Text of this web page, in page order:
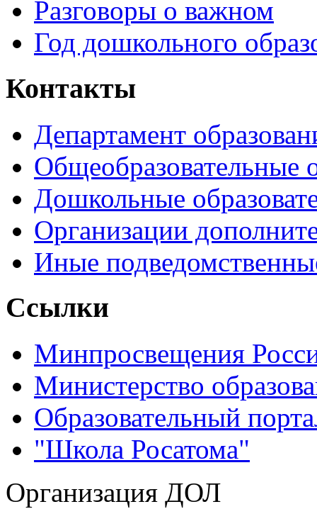
Разговоры о важном
Год дошкольного
Контакты
Департамент
Общеобразовательные
Дошкольные
Организации
Иные
Ссылки
Минпросвещения
Министерство
Образовательный
"Школа Росатома"
Организация ДОЛ